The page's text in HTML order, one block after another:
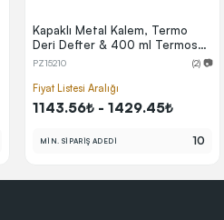
Kapaklı Metal Kalem, Termo
Deri Defter & 400 ml Termos
Bardak Kutulu VIP Hediye Seti
PZ15210 (2) 📷
Fiyat Listesi Aralığı
1143.56₺ - 1429.45₺
MİN. SİPARİŞ ADEDİ 10